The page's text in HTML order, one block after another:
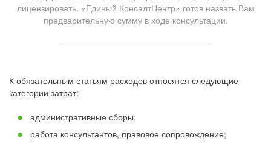
лицензировать. «Единый КонсалтЦентр» готов назвать Вам
предварительную сумму в ходе консультации.
К обязательным статьям расходов относятся следующие
категории затрат:
административные сборы;
работа консультантов, правовое сопровождение;